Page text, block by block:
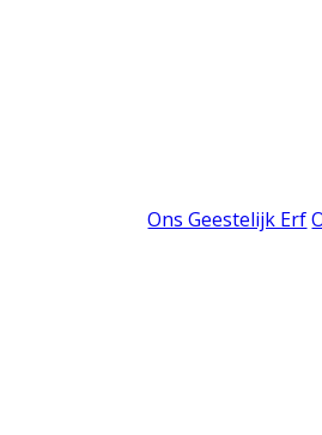
Ons Geestelijk Erf